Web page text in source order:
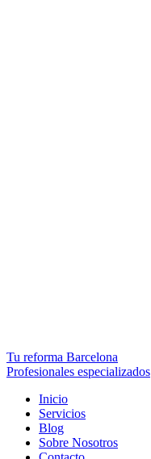
Tu reforma Barcelona
Profesionales especializados
Inicio
Servicios
Blog
Sobre Nosotros